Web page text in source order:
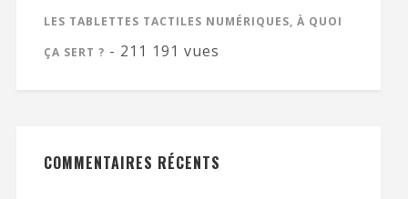
LES TABLETTES TACTILES NUMÉRIQUES, À QUOI
ÇA SERT ? - 211 191 vues
COMMENTAIRES RÉCENTS